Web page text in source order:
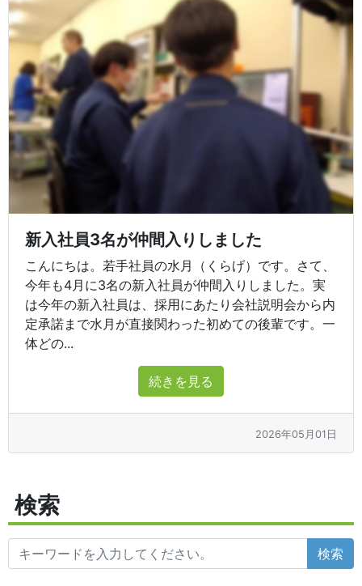
新入社員3名が仲間入りしました
こんにちは。若手社員の水月（くらげ）です。さて、
今年も4月に3名の新入社員が仲間入りしました。実
は今年の新入社員は、採用にあたり会社説明会から内
定承諾まで水月が直接関わった初めての後輩です。一
体どの...
続きを見る
2026年05月01日
検索
検索